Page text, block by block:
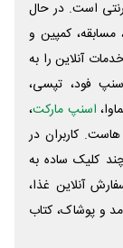
است. در حال
کمپین و
آنلاین را به
فود، تپسی،
اسنپ مارکت،
کاربران در
کلیک ساده به
آنلاین غذا،
مد و پوشاک، کتاب